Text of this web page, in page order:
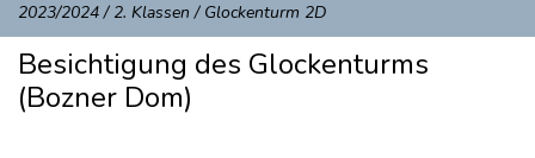
2023/2024/ 2. Klassen / Glockenturm 2D
Besichtigung des Glockenturms
(Bozner Dom)